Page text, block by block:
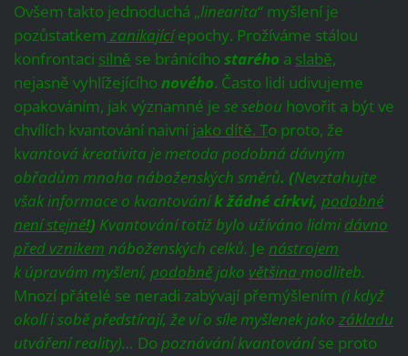
Ovšem takto jednoduchá „linearita“ myšlení je
pozůstatkem zanikajícíepochy. Prožíváme stálou
konfrontaci silně se bránícího starého a slabě,
nejasně vyhlížejícího nového. Často lidi udivujeme
opakováním, jak významné je se sebou hovořit a být ve
chvílích kvantování naivníjako dítě. To proto, že
kvantová kreativita je metoda podobná dávným
obřadům mnoha náboženských směrů. (Nevztahujte
však informace o kvantováník žádné církvi, podobné
není stejné!) Kvantování totiž bylo užíváno lidmidávno
před vznikem náboženských celků. Je nástrojem
k úpravám myšlení, podobnějako většina modliteb.
Mnozí přátelé se neradi zabývají přemýšlením (i když
okolí i sobě předstírají, že ví o síle myšlenek jako základu
utváření reality)… Do poznáváníkvantováníse proto